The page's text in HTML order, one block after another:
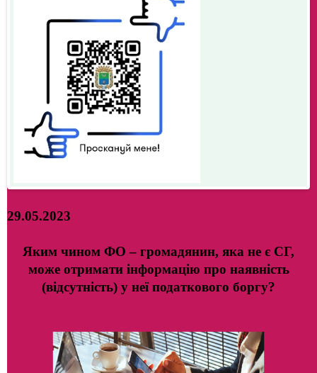
29.05.2023
Яким чином ФО – громадянин, яка не є СГ,
може отримати інформацію про наявність
(відсутність) у неї податкового боргу?